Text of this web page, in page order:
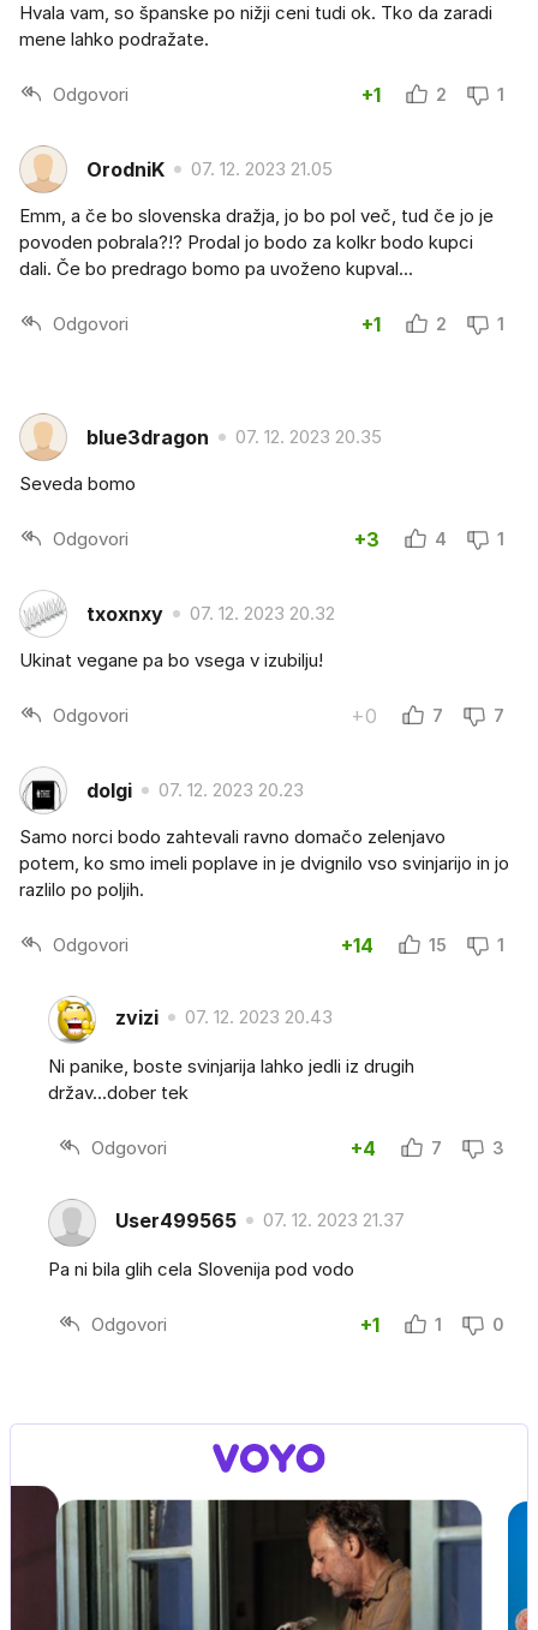
Hvala vam, so španske po nižji ceni tudi ok. Tko da zaradi
mene lahko podražate.
Odgovori +1 2 1
OrodniK 07. 12. 2023 21.05
Emm, a če bo slovenska dražja, jo bo pol več, tud če jo je
povoden pobrala?!? Prodal jo bodo za kolkr bodo kupci
dali. Če bo predrago bomo pa uvoženo kupval...
Odgovori +1 2 1
blue3dragon 07. 12. 2023 20.35
Seveda bomo
Odgovori +3 4 1
txoxnxy 07. 12. 2023 20.32
Ukinat vegane pa bo vsega v izubilju!
Odgovori +0 7 7
dolgi 07. 12. 2023 20.23
Samo norci bodo zahtevali ravno domačo zelenjavo
potem, ko smo imeli poplave in je dvignilo vso svinjarijo in jo
razlilo po poljih.
Odgovori +14 15 1
zvizi 07. 12. 2023 20.43
Ni panike, boste svinjarija lahko jedli iz drugih
držav...dober tek
Odgovori +4 7 3
User499565 07. 12. 2023 21.37
Pa ni bila glih cela Slovenija pod vodo
Odgovori +1 1 0